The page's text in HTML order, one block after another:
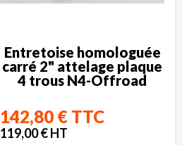
Entretoise homologuée
carré 2" attelage plaque
4 trous N4-Offroad
142,80 € TTC
119,00 € HT